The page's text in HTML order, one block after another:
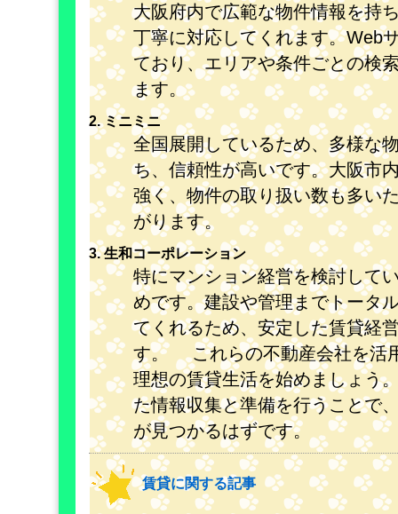
大阪府内で広範な物件情報を持
丁寧に対応してくれます。Web
ており、エリアや条件ごとの検
ます。
2. ミニミニ
全国展開しているため、多様な
ち、信頼性が高いです。大阪市
強く、物件の取り扱い数も多い
がります。
3. 生和コーポレーション
特にマンション経営を検討して
めです。建設や管理までトータ
てくれるため、安定した賃貸経
す。 これらの不動産会社を活
理想の賃貸生活を始めましょう
た情報収集と準備を行うことで
が見つかるはずです。
賃貸に関する記事